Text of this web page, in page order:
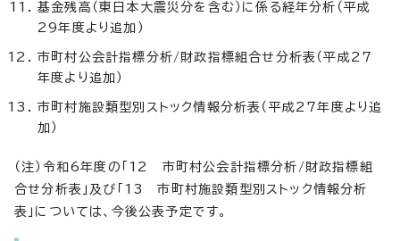
基金残高（東日本大震災分を含む）に係る経年分析（平成
29年度より追加）
市町村公会計指標分析/財政指標組合せ分析表（平成27
年度より追加）
市町村施設類型別ストック情報分析表（平成27年度より追
加）
（注）令和6年度の「12 市町村公会計指標分析/財政指標組
合せ分析表」及び「13 市町村施設類型別ストック情報分析
表」については、今後公表予定です。